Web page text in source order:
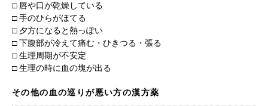
□ 唇や口が乾燥している
□ 手のひらがほてる
□ 夕方になると熱っぽい
□ 下腹部が冷えて痛む・ひきつる・張る
□ 生理周期が不安定
□ 生理の時に血の塊が出る
その他の血の巡りが悪い方の漢方薬